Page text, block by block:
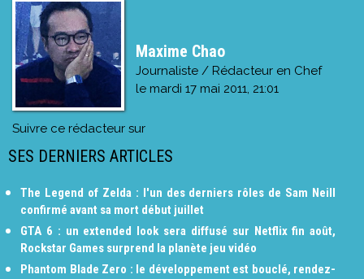
Maxime Chao
Journaliste / Rédacteur en Chef
le mardi 17 mai 2011, 21:01
Suivre ce rédacteur sur
SES DERNIERS ARTICLES
The Legend of Zelda : l'un des derniers rôles de Sam Neill
confirmé avant sa mort début juillet
GTA 6 : un extended look sera diffusé sur Netflix fin août,
Rockstar Games surprend la planète jeu vidéo
Phantom Blade Zero : le développement est bouclé, rendez-